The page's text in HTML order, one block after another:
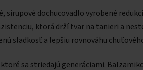
dochucovadlo vyrobené
ktorá drží tvar na tanieri a
sladkosť a lepšiu rovnováhu
sa striedajú generáciami.